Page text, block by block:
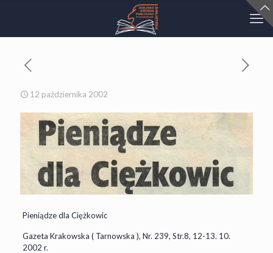
12 października 2002
Pieniądze dla Ciężkowic
Gazeta Krakowska ( Tarnowska ), Nr. 239, Str.8, 12-13. 10.
2002 r.